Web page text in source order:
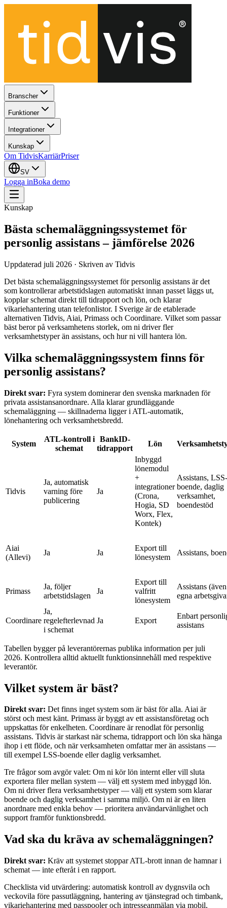
Branscher
Funktioner
Integrationer
Kunskap
Om TidvisKarriärPriser
SV
Logga inBoka demo
Kunskap
Bästa schemaläggningssystemet för
personlig assistans – jämförelse 2026
Uppdaterad juli 2026 · Skriven av Tidvis
Det bästa schemaläggningssystemet för personlig assistans är det
som kontrollerar arbetstidslagen automatiskt innan passet läggs ut,
kopplar schemat direkt till tidrapport och lön, och klarar
vikariehantering utan telefonlistor. I Sverige är de etablerade
alternativen Tidvis, Aiai, Primass och Coordinare. Vilket som passar
bäst beror på verksamhetens storlek, om ni driver fler
verksamhetstyper än assistans, och hur ni vill hantera lön.
Vilka schemaläggningssystem finns för
personlig assistans?
Direkt svar: Fyra system dominerar den svenska marknaden för
privata assistansanordnare. Alla klarar grundläggande
schemaläggning — skillnaderna ligger i ATL-automatik,
lönehantering och verksamhetsbredd.
System
ATL-kontroll i
schemat
BankID-
tidrapport
Lön
Tidvis
Ja, automatisk
varning före
publicering
Ja
Inbyggd
lönemodul
+
integrationer
(Crona,
Hogia, SD
Worx, Flex,
Kontek)
Assistans, LSS-
boende, daglig
verksamhet,
boendestöd
Aiai
(Allevi)
Ja Ja
Export till
lönesystem
Assistans,
Primass
Ja, följer
arbetstidslagen
Ja
Export till
valfritt
lönesystem
Assistans (även
egna
Coordinare
Ja,
regelefterlevnad
i schemat
Ja Export
Enbart
assistans
Tabellen bygger på leverantörernas publika information per juli
2026. Kontrollera alltid aktuellt funktionsinnehåll med respektive
leverantör.
Vilket system är bäst?
Direkt svar: Det finns inget system som är bäst för alla. Aiai är
störst och mest känt. Primass är byggt av ett assistansföretag och
uppskattas för enkelheten. Coordinare är renodlat för personlig
assistans. Tidvis är starkast när schema, tidrapport och lön ska hänga
ihop i ett flöde, och när verksamheten omfattar mer än assistans —
till exempel LSS-boende eller daglig verksamhet.
Tre frågor som avgör valet: Om ni kör lön internt eller vill sluta
exportera filer mellan system — välj ett system med inbyggd lön.
Om ni driver flera verksamhetstyper — välj ett system som klarar
boende och daglig verksamhet i samma miljö. Om ni är en liten
anordnare med enkla behov — prioritera användarvänlighet och
support framför funktionsbredd.
Vad ska du kräva av schemaläggningen?
Direkt svar: Kräv att systemet stoppar ATL-brott innan de hamnar i
schemat — inte efteråt i en rapport.
Checklista vid utvärdering: automatisk kontroll av dygnsvila och
veckovila före passutläggning, hantering av tjänstegrad och timbank,
vikariehantering med passpooler och intresseanmälan via mobil,